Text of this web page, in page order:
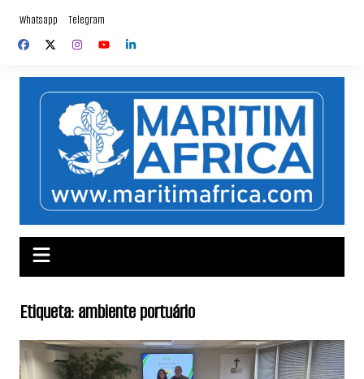
content
Whatsapp Telegram
Etiqueta:ambiente portuário